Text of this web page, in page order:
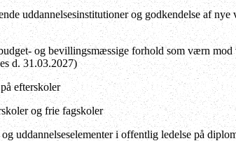
uddannelsesinstitutioner og godkendelse af nye
og bevillingsmæssige forhold som værn mod
d. 31.03.2027)
efterskoler
og frie fagskoler
uddannelseselementer i offentlig ledelse på